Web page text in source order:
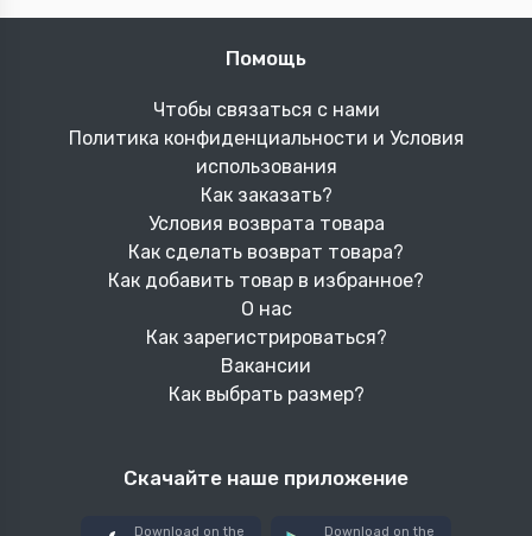
Помощь
Чтобы связаться с нами
Политика конфиденциальности и Условия
использования
Как заказать?
Условия возврата товара
Как сделать возврат товара?
Как добавить товар в избранное?
О нас
Как зарегистрироваться?
Вакансии
Как выбрать размер?
Скачайте наше приложение
Download on the Download on the